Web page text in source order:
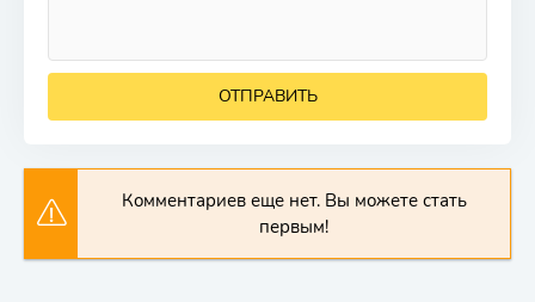
ОТПРАВИТЬ
Комментариев еще нет. Вы можете стать
первым!